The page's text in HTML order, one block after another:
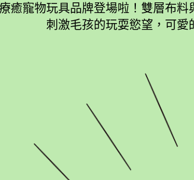
癒寵物玩具品牌登場啦！雙層布
刺激毛孩的玩耍慾望，可愛